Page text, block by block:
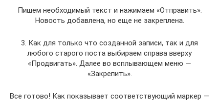
Пишем необходимый текст и нажимаем «Отправить».
Новость добавлена, но еще не закреплена.
3. Как для только что созданной записи, так и для
любого старого поста выбираем справа вверху
«Продвигать». Далее во всплывающем меню —
«Закрепить».
Все готово! Как показывает соответствующий маркер —